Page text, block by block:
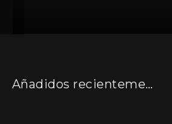
Añadidos recientemente